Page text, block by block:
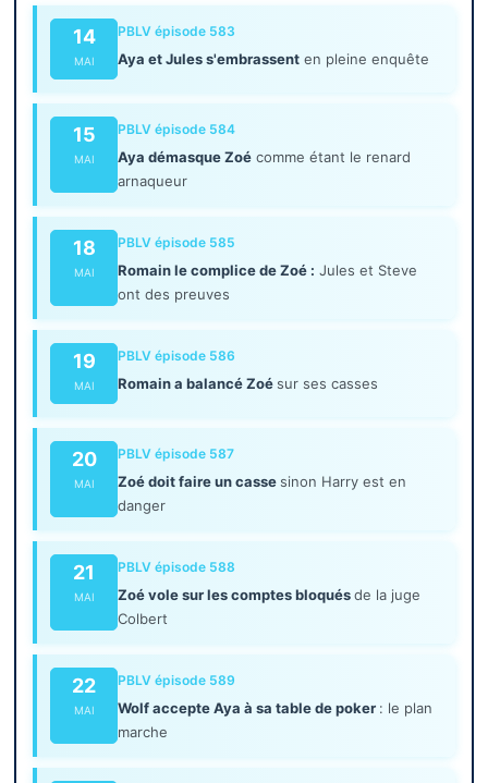
14
MAI
PBLV épisode 583
Aya et Jules s'embrassent en pleine enquête
15
MAI
PBLV épisode 584
Aya démasque Zoé comme étant le renard
arnaqueur
18
MAI
PBLV épisode 585
Romain le complice de Zoé : Jules et Steve
ont des preuves
19
MAI
PBLV épisode 586
Romain a balancé Zoésur ses casses
20
MAI
PBLV épisode 587
Zoé doit faire un cassesinon Harry est en
danger
21
MAI
PBLV épisode 588
Zoé vole sur les comptes bloquésde la juge
Colbert
22
MAI
PBLV épisode 589
Wolf accepte Aya à sa table de poker : le plan
marche